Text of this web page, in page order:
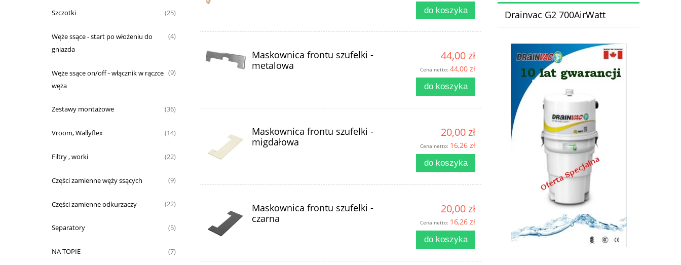
Szczotki (25)
Węże ssące - start po włożeniu do
gniazda
(4)
Węże ssące on/off - włącznik w rączce
węża
(9)
Zestawy montażowe (36)
Vroom, Wallyflex (14)
Filtry , worki (22)
Części zamienne węży ssących (9)
Części zamienne odkurzaczy (22)
Separatory (5)
NA TOPIE (7)
do koszyka
Maskownica frontu szufelki -
metalowa
44,00 zł
Cena netto: 44,00 zł
do koszyka
Maskownica frontu szufelki -
migdałowa
20,00 zł
Cena netto: 16,26 zł
do koszyka
Maskownica frontu szufelki -
czarna
20,00 zł
Cena netto: 16,26 zł
do koszyka
Drainvac G2 700AirWatt